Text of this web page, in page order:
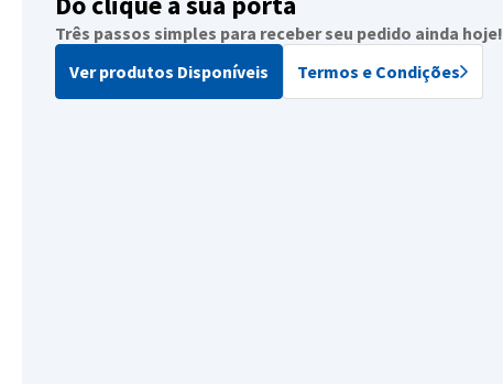
Três passos simples para receber seu pedido ainda hoje!
Ver produtos Disponíveis
Termos e Condições